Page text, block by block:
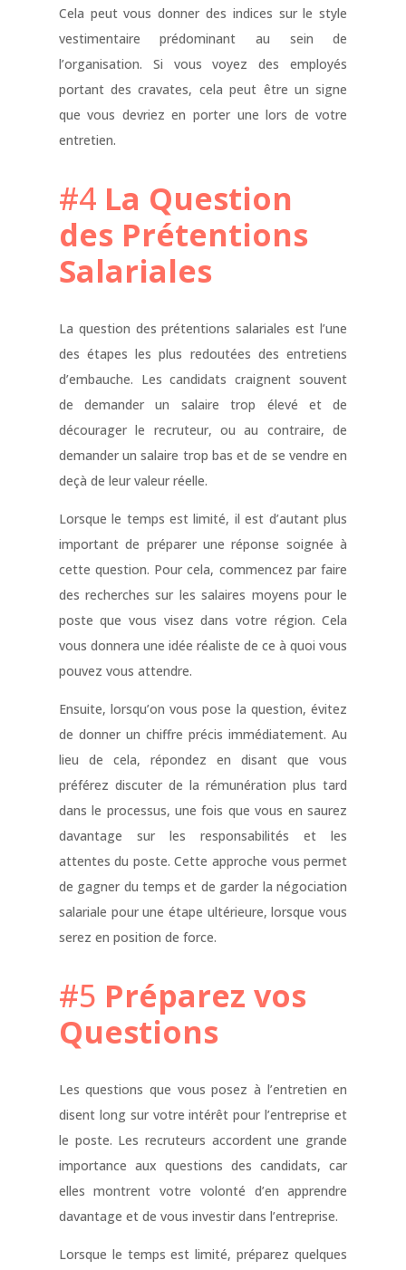
Cela peut vous donner des indices sur le style
vestimentaire prédominant au sein de
l’organisation. Si vous voyez des employés
portant des cravates, cela peut être un signe
que vous devriez en porter une lors de votre
entretien.
#4 La Question
des Prétentions
Salariales
La question des prétentions salariales est l’une
des étapes les plus redoutées des entretiens
d’embauche. Les candidats craignent souvent
de demander un salaire trop élevé et de
décourager le recruteur, ou au contraire, de
demander un salaire trop bas et de se vendre en
deçà de leur valeur réelle.
Lorsque le temps est limité, il est d’autant plus
important de préparer une réponse soignée à
cette question. Pour cela, commencez par faire
des recherches sur les salaires moyens pour le
poste que vous visez dans votre région. Cela
vous donnera une idée réaliste de ce à quoi vous
pouvez vous attendre.
Ensuite, lorsqu’on vous pose la question, évitez
de donner un chiffre précis immédiatement. Au
lieu de cela, répondez en disant que vous
préférez discuter de la rémunération plus tard
dans le processus, une fois que vous en saurez
davantage sur les responsabilités et les
attentes du poste. Cette approche vous permet
de gagner du temps et de garder la négociation
salariale pour une étape ultérieure, lorsque vous
serez en position de force.
#5 Préparez vos
Questions
Les questions que vous posez à l’entretien en
disent long sur votre intérêt pour l’entreprise et
le poste. Les recruteurs accordent une grande
importance aux questions des candidats, car
elles montrent votre volonté d’en apprendre
davantage et de vous investir dans l’entreprise.
Lorsque le temps est limité, préparez quelques